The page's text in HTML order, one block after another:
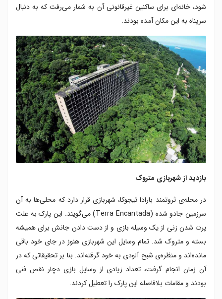
شود، خانه‌ای برای ساکنین غیرقانونی آن به شمار می‌رفت که به دنبال
سرپناه به این مکان آمده بودند.
بازدید از شهربازی متروک
در محله‌ی ثروتمند بارادا تیجوکا، شهربازی قرار دارد که محلی‌ها به آن
سرزمین جادو شده (Terra Encantada) می‌گویند. این پارک به علت
پرت شدن زنی از یک وسیله بازی و از دست دادن جانش برای همیشه
بسته و متروک شد. تمام وسایل این شهربازی هنوز در جای خود باقی
مانده‌اند و منظره‌ی شبح آلودی به خود گرفته‌اند. بنا بر تحقیقاتی که در
آن زمان انجام گرفت، تعداد زیادی از وسایل بازی دچار نقص فنی
بودند و مقامات بلافاصله این پارک را تعطیل کردند.